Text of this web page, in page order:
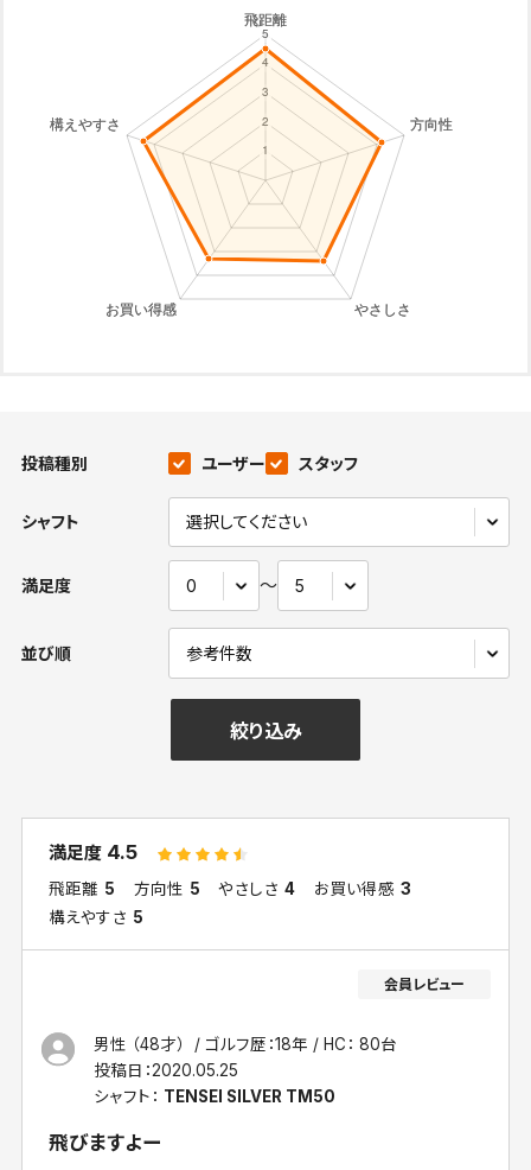
投稿種別 ユーザー スタッフ
シャフト
満足度 〜
並び順
絞り込み
満足度 4.5
飛距離 5 方向性 5 やさしさ 4 お買い得感 3
構えやすさ 5
男性 （48才） ゴルフ歴：18年
HC： 80台
投稿日：2020.05.25
シャフト： TENSEI SILVER TM50
飛びますよー